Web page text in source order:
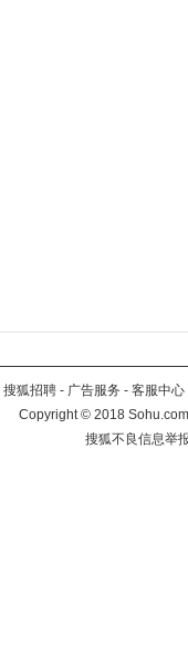
搜狐招聘 - 广告服务 - 客服中心
Copyright©2018
搜狐不良信息举